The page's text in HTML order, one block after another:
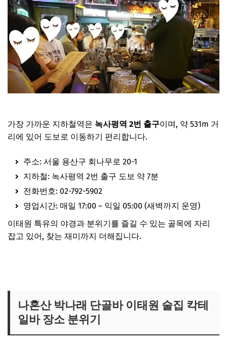
가장 가까운 지하철역은 녹사평역 2번 출구이며, 약 531m 거
리에 있어 도보로 이동하기 편리합니다.
주소: 서울 용산구 회나무로 20-1
지하철: 녹사평역 2번 출구 도보 약 7분
전화번호: 02-792-5902
영업시간: 매일 17:00 ~ 익일 05:00 (새벽까지 운영)
이태원 특유의 야경과 분위기를 즐길 수 있는 골목에 자리
잡고 있어, 찾는 재미까지 더해집니다.
나혼산 박나래 단골바 이태원 술집 칵테
일바 장소 분위기